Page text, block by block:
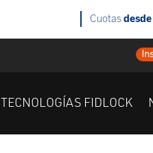
TECNOLOGÍAS FIDLOCK